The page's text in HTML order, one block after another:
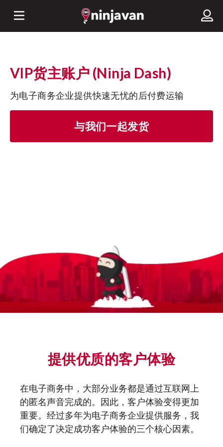
VIP货主账户 (Ninja Dash)
为电子商务企业提供快速无忧的后付费运输
与我们一起发货
提供优质的客户体验
在电子商务中，大部分业务都是通过互联网上
的匿名声音完成的。因此，客户体验变得更加
重要。经过多年为电子商务企业提供服务，我
们确定了决定成功客户体验的三个核心因素。